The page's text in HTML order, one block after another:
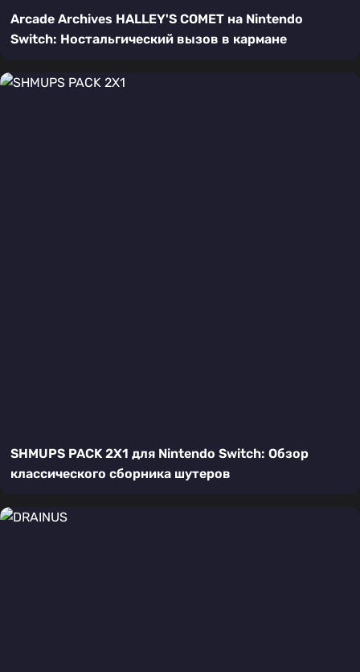
Arcade Archives HALLEY'S COMET на Nintendo
Switch: Ностальгический вызов в кармане
SHMUPS PACK 2X1 для Nintendo Switch: Обзор
классического сборника шутеров